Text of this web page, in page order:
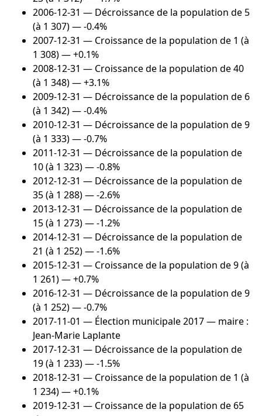
2006-12-31 — Décroissance de la population de 5
(à 1 307) — -0.4%
2007-12-31 — Croissance de la population de 1 (à
1 308) — +0.1%
2008-12-31 — Croissance de la population de 40
(à 1 348) — +3.1%
2009-12-31 — Décroissance de la population de 6
(à 1 342) — -0.4%
2010-12-31 — Décroissance de la population de 9
(à 1 333) — -0.7%
2011-12-31 — Décroissance de la population de
10 (à 1 323) — -0.8%
2012-12-31 — Décroissance de la population de
35 (à 1 288) — -2.6%
2013-12-31 — Décroissance de la population de
15 (à 1 273) — -1.2%
2014-12-31 — Décroissance de la population de
21 (à 1 252) — -1.6%
2015-12-31 — Croissance de la population de 9 (à
1 261) — +0.7%
2016-12-31 — Décroissance de la population de 9
(à 1 252) — -0.7%
2017-11-01 — Élection municipale 2017 — maire :
Jean-Marie Laplante
2017-12-31 — Décroissance de la population de
19 (à 1 233) — -1.5%
2018-12-31 — Croissance de la population de 1 (à
1 234) — +0.1%
2019-12-31 — Croissance de la population de 65